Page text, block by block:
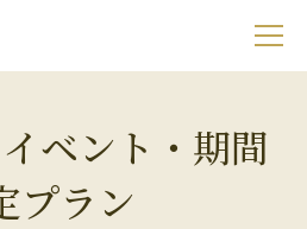
ベント・期間
プラン